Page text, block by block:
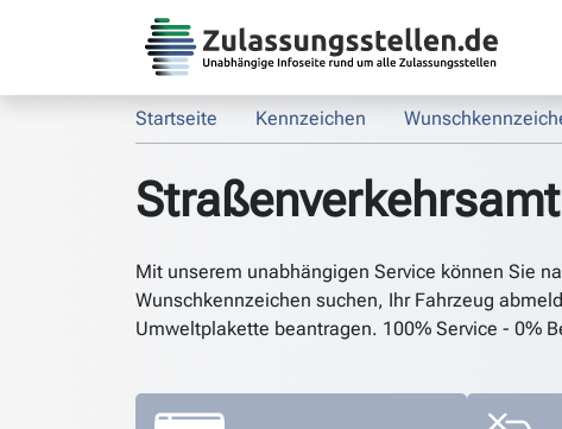
Startseite Kennzeichen
Mit unserem unabhängigen Service können Sie
Wunschkennzeichen suchen, Ihr Fahrzeug
Umweltplakette beantragen. 100% Service - 0%